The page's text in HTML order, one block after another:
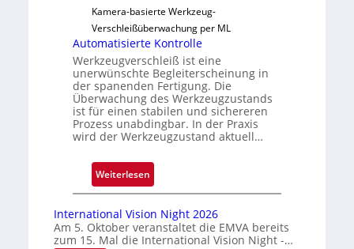
ä
s
s
i
g
e
D
r
u
m
r
k
Kamera-basierte Werkzeug-
Verschleißüberwachung per ML
Automatisierte Kontrolle
Werkzeugverschleiß ist eine
unerwünschte Begleiterscheinung in
der spanenden Fertigung. Die
Überwachung des Werkzeugzustands
ist für einen stabilen und sichereren
Prozess unabdingbar. In der Praxis
wird der Werkzeugzustand aktuell…
Weiterlesen
A
t
o
International Vision Night 2026
Am 5. Oktober veranstaltet die EMVA bereits
zum 15. Mal die International Vision Night -…